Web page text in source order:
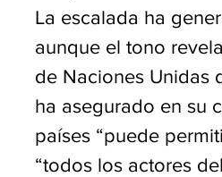
La escalada ha
aunque el tono
de Naciones Unidas
ha asegurado en su
países “puede
“todos los actores